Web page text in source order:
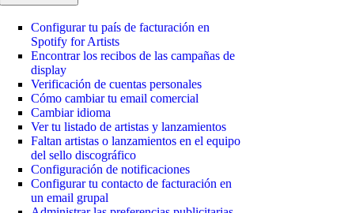
Configurar tu país de facturación en
Spotify for Artists
Encontrar los recibos de las campañas de
display
Verificación de cuentas personales
Cómo cambiar tu email comercial
Cambiar idioma
Ver tu listado de artistas y lanzamientos
Faltan artistas o lanzamientos en el equipo
del sello discográfico
Configuración de notificaciones
Configurar tu contacto de facturación en
un email grupal